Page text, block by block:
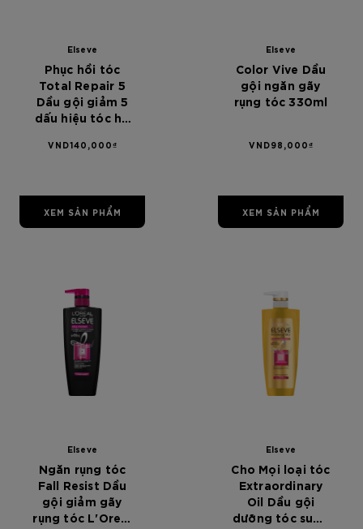
Elseve
Phục hồi tóc
Total Repair 5
Dầu gội giảm 5
dấu hiệu tóc hư
Paris Elseve
Shampoo 650
ml
VND140,000₫
XEM SẢN PHẨM
Elseve
Color Vive Dầu
gội ngăn gãy
rụng tóc 330ml
VND98,000₫
XEM SẢN PHẨM
Elseve
Ngăn rụng tóc
Fall Resist Dầu
gội giảm gãy
rụng tóc L'Oreal
Elseve
Cho Mọi loại tóc
Extraordinary
Oil Dầu gội
dưỡng tóc suôn